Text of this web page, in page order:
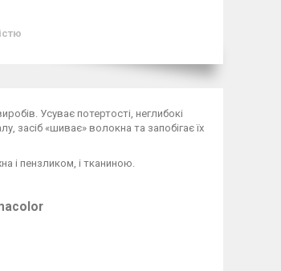
Усуває потертості, неглибокі
засіб «шиває» волокна та запобігає їх
і пензликом, і тканиною.